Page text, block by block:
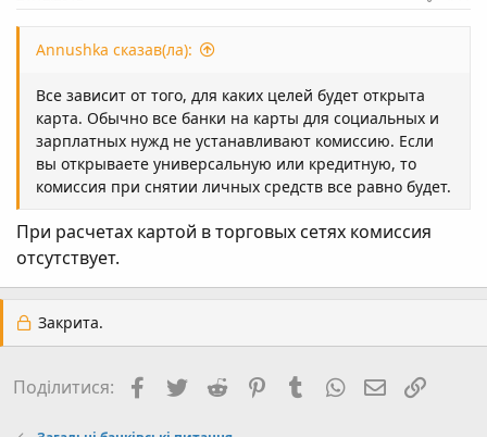
Annushka сказав(ла):
Все зависит от того, для каких целей будет открыта
карта. Обычно все банки на карты для социальных и
зарплатных нужд не устанавливают комиссию. Если
вы открываете универсальную или кредитную, то
комиссия при снятии личных средств все равно будет.
При расчетах картой в торговых сетях комиссия
отсутствует.
Закрита.
Поділитися: Facebook
TwitterReddit PinterestTumblrWhatsApp
E-mail